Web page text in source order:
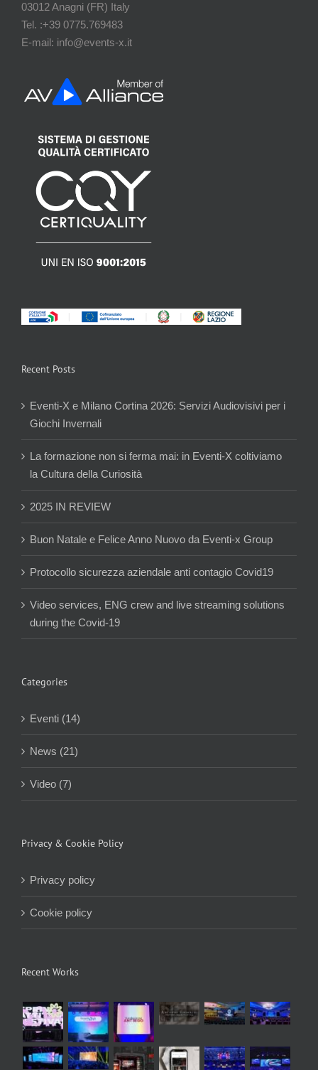
03012 Anagni (FR) Italy
Tel. :+39 0775.769483
E-mail: info@events-x.it
Recent Posts
Eventi-X e Milano Cortina 2026: Servizi Audiovisivi per i
Giochi Invernali
La formazione non si ferma mai: in Eventi-X coltiviamo
la Cultura della Curiosità
2025 IN REVIEW
Buon Natale e Felice Anno Nuovo da Eventi-x Group
Protocollo sicurezza aziendale anti contagio Covid19
Video services, ENG crew and live streaming solutions
during the Covid-19
Categories
Eventi (14)
News (21)
Video (7)
Privacy & Cookie Policy
Privacy policy
Cookie policy
Recent Works